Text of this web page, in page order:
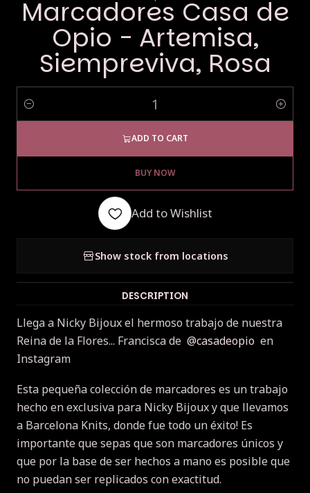
Marcadores Casa de
Opio - Artemisa,
Siempreviva, Rosa
Quantity
ADD TO CART
BUY NOW
Add to Wishlist
Show stock from locations
DESCRIPTION
Llega a Nicky Bijoux el hermoso trabajo de nuestra
Reina de la Flores... Francisca de @casadeopio en
Instagram
Esta pequeña colección de marcadores es un trabajo
hecho en exclusiva para Nicky Bijoux y que llevamos
a Barcelona Knits, donde fue todo un éxito! Es
importante que sepas que son marcadores únicos y
que por la base de ser hechos a mano es posible que
no puedan ser replicados con exactitud.